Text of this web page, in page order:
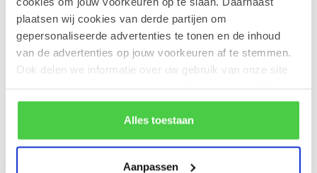
plaatsen wij cookies van derde partijen om
gepersonaliseerde advertenties te tonen en de inhoud
van de advertenties op jouw voorkeuren af te stemmen.
Ook delen we informatie over uw gebruik van onze site
rekening mee dat als je bepaalde cookies blokkeert, het
de correcte werking van de website kan verstoren.
Alles toestaan
Aanpassen
Leonidas Zakje Vruchtenpasta
200g €8,50
Recent bekeken